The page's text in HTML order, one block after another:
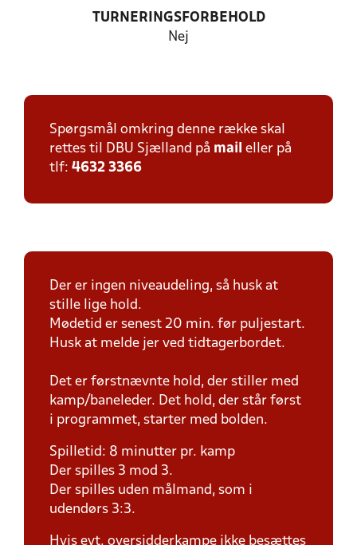
TURNERINGSFORBEHOLD
Nej
Spørgsmål omkring denne række skal
rettes til DBU Sjælland på mail eller på
tlf: 4632 3366
Der er ingen niveaudeling, så husk at
stille lige hold.
Mødetid er senest 20 min. før puljestart.
Husk at melde jer ved tidtagerbordet.
Det er førstnævnte hold, der stiller med
kamp/baneleder. Det hold, der står først
i programmet, starter med bolden.
Spilletid: 8 minutter pr. kamp
Der spilles 3 mod 3.
Der spilles uden målmand, som i
udendørs 3:3.
Hvis evt. oversidderkampe ikke besættes